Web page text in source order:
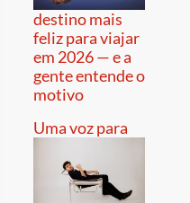
destino mais
feliz para viajar
em 2026 — e a
gente entende o
motivo
Uma voz para